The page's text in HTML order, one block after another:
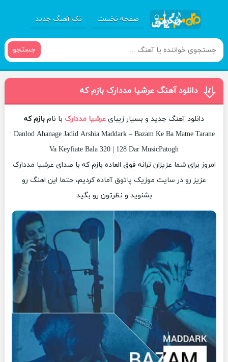
صفحه نخست تک آهنگ جدید
جستجو
دانلود آهنگ عرشیا مددارک بازم که
دانلود آهنگ جدید و بسیار زیبای عرشیا مددارک با نام بازم که
Danlod Ahanage Jadid Arshia Maddark – Bazam Ke Ba Matne Tarane
Va Keyfiate Bala 320 | 128 Dar MusicPatogh
امروز برای شما عزیزان ترانه فوق العاده بازم که با صدای عرشیا مددارک
عزیز رو در سایت موزیک پاتوق آماده کردیم، حتما این اهنگ رو
بشنوید و نظرتون رو بگید